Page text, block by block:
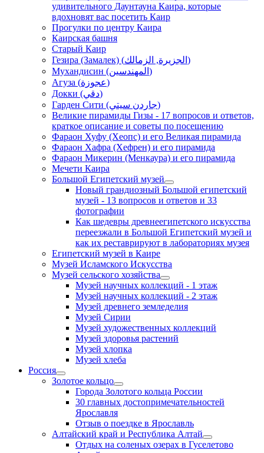
удивительного Даунтауна Каира, которые
вдохновят вас посетить Каир
Прогулки по центру Каира
Каирская башня
Старый Каир
Гезира (Замалек) (الجزيرة, الزمالك)
Мухандисин (المهندسين)
Агуза (عجوزة)
Докки (دقي)
Гарден Сити (جاردن سيتي)
Великие пирамиды Гизы - 17 вопросов и ответов,
краткое описание и советы по посещению
Фараон Хуфу (Хеопс) и его Великая пирамида
Фараон Хафра (Хефрен) и его пирамида
Фараон Микерин (Менкаура) и его пирамида
Мечети Каира
Большой Египетский музей
Новый грандиозный Большой египетский
музей - 13 вопросов и ответов и 33
фотографии
Как шедевры древнеегипетского искусства
переезжали в Большой Египетский музей и
как их реставрируют в лабораториях музея
Египетский музей в Каире
Музей Исламского Искусства
Музей сельского хозяйства
Музей научных коллекций - 1 этаж
Музей научных коллекций - 2 этаж
Музей древнего земледелия
Музей Сирии
Музей художественных коллекций
Музей здоровья растений
Музей хлопка
Музей хлеба
Россия
Золотое кольцо
Города Золотого кольца России
30 главных достопримечательностей
Ярославля
Отзыв о поездке в Ярославль
Алтайский край и Республика Алтай
Отдых на соленых озерах в Гуселетово